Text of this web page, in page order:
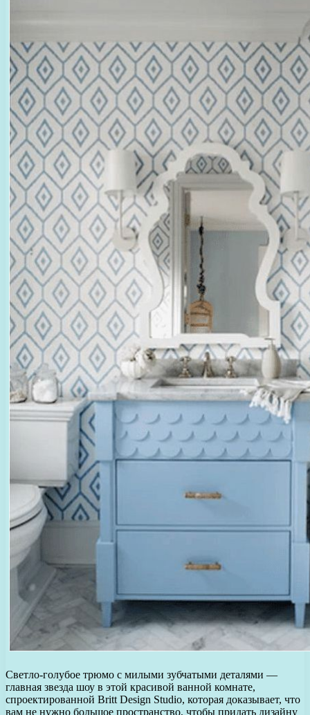
Светло-голубое трюмо с милыми зубчатыми деталями —
главная звезда шоу в этой красивой ванной комнате,
спроектированной Britt Design Studio, которая доказывает, что
вам не нужно большое пространство, чтобы придать дизайну